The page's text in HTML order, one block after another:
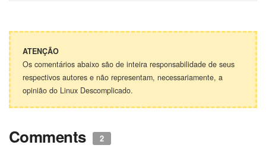
ATENÇÃO
Os comentários abaixo são de inteira responsabilidade de seus
respectivos autores e não representam, necessariamente, a
opinião do Linux Descomplicado.
Comments 2